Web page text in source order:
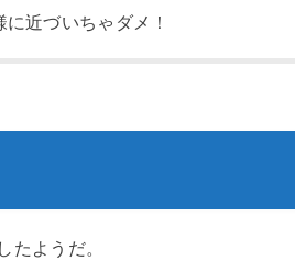
近づいちゃダメ！
たようだ。